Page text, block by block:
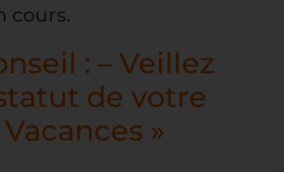
cours.
: – Veillez
de votre
»